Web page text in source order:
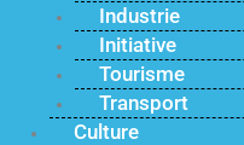
Industrie
Initiative
Tourisme
Transport
Culture